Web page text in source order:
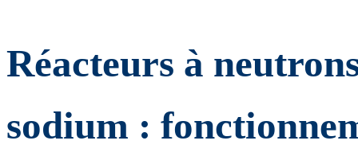
Réacteurs à
sodium :